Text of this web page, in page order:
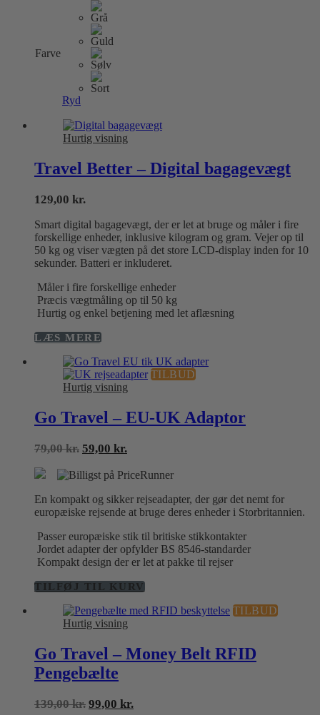
Farve
Ryd
Hurtig visning
Travel Better – Digital bagagevægt
129,00 kr.
Smart digital bagagevægt, der er let at bruge og måler i fire
forskellige enheder, inklusive kilogram og gram. Vejer op til
50 kg og viser vægten på det store LCD-display inden for 10
sekunder. Batteri er inkluderet.
Måler i fire forskellige enheder
Præcis vægtmåling op til 50 kg
Hurtig og enkel betjening med let aflæsning
LÆS MERE
TILBUD
Hurtig visning
Go Travel – EU-UK Adaptor
79,00kr. Den
pris
79,00 kr..
59,00 kr.Den
pris
59,00 kr..
En kompakt og sikker rejseadapter, der gør det nemt for
europæiske rejsende at bruge deres enheder i Storbritannien.
Passer europæiske stik til britiske stikkontakter
Jordet adapter der opfylder BS 8546-standarder
Kompakt design der er let at pakke til rejser
TILFØJ TIL KURV
TILBUD
Hurtig visning
Go Travel – Money Belt RFID
Pengebælte
139,00kr. Den
99,00 kr.Den